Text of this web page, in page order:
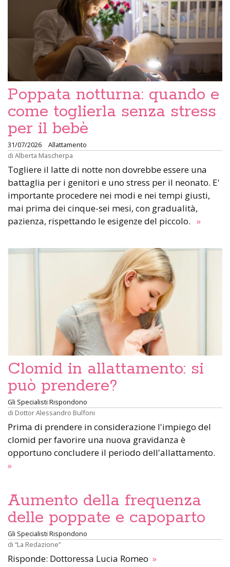
Poppata notturna: quando e
come toglierla senza stress
per il bebè
31/07/2026
Allattamento
di Alberta Mascherpa
Togliere il latte di notte non dovrebbe essere una
battaglia per i genitori e uno stress per il neonato. E'
importante procedere nei modi e nei tempi giusti,
mai prima dei cinque-sei mesi, con gradualità,
pazienza, rispettando le esigenze del piccolo. »
Clomid in allattamento: si
può prendere?
Gli Specialisti Rispondono
di Dottor Alessandro Bulfoni
Prima di prendere in considerazione l'impiego del
clomid per favorire una nuova gravidanza è
opportuno concludere il periodo dell'allattamento.
»
Aumento della frequenza
delle poppate e capoparto
Gli Specialisti Rispondono
di “La Redazione”
Risponde: Dottoressa Lucia Romeo »